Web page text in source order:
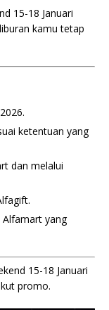
15-18 Januari
kamu tetap
ketentuan yang
dan melalui
yang
15-18 Januari
promo.